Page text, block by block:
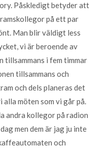
Påskledigt betyder att
på ett par
Man blir väldigt less
vi är beroende av
tillsammans i fem timmar
tillsammans och
och dels planeras det
alla möten som vi går på.
andra kollegor på radion
men dem är jag ju inte
och